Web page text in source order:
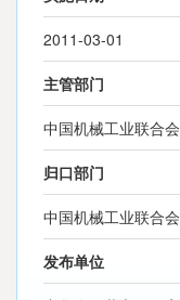
2011-03-01
主管部门
中国机械工业联合会
归口部门
中国机械工业联合会
发布单位